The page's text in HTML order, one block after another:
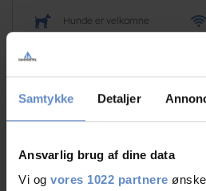
Samtykke Detaljer
Ansvarlig brug af dine data
Vi og vores 1022 partnere
Hunde er velkomne